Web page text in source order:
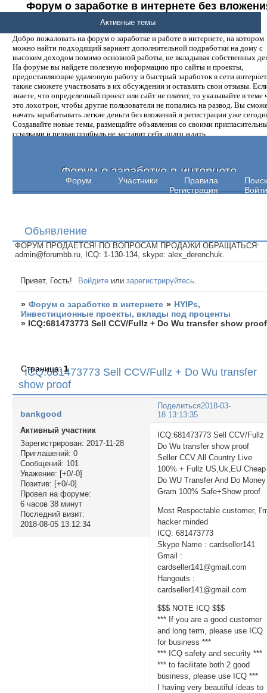
Форум о заработке в интернете без
денег.
Добро пожаловать на форум о заработке и работе в интернете, на котором
можно найти подходящий вариант дополнительной подработки на дому с
высоким доходом помимо основной работы, не вкладывая собственных
На форуме вы найдете полезную информацию про сайты и проекты,
предоставляющие удаленную работу и быстрый заработок в сети
также сможете участвовать в их обсуждении и оставлять свои отзывы.
знаете, что определенный проект или сайт не платит, то указывайте в теме
это лохотрон, чтобы другие пользователи не попались на развод. Вы
начать зарабатывать легкие деньги без вложений и регистрации уже
Создавайте новые темы, размещайте объявления со своими
ссылками и первая прибыль не заставит себя долго ждать.
Форум о заработке в интернете
Форум Участники Правила
Поиск
Регистрация
Войти
Активные темы
Объявление
ФОРУМ ПРОДАЕТСЯ! ПО ВОПРОСАМ ПРОДАЖИ ОБРАЩАТЬСЯ:
admin@forumbb.ru, ICQ: 1-130-134, skype: alex_derenchuk.
Привет, Гость! Войдите илизарегистрируйтесь
» Форум о заработке в интернете » HYIPs,
Инвестиционные проекты, вклады под проценты
» ICQ:681473773 Sell CCV/Fullz + Do Wu transfer show proof
ICQ:681473773 Sell CCV/Fullz + Do Wu transfer
show proof
Страница: 1
Поделиться2018-03-
18 13:13:35
bankgood
Активный участник
Зарегистрирован: 2017-11-28
Приглашений: 0
Сообщений: 101
Уважение: [+0/-0]
Позитив: [+0/-0]
Провел на форуме:
6 часов 38 минут
Последний визит:
2018-08-05 13:12:34
ICQ:681473773 Sell CCV/Fullz
Do Wu transfer show proof
Seller CCV All Country Live
100% + Fullz US,Uk,EU Cheap
Do WU Transfer And Do Money
Gram 100% Safe+Show proof
Most Respectable customer,
hacker minded
ICQ: 681473773
Skype Name : cardseller141
Gmail :
cardseller141@gmail.com
Hangouts :
cardseller141@gmail.com
$$$ NOTE ICQ $$$
*** If you are a good customer
and long term, please use ICQ
for business ***
*** ICQ safety and security ***
*** to facilitate both 2 good
business, please use ICQ ***
I having very beautiful ideas to